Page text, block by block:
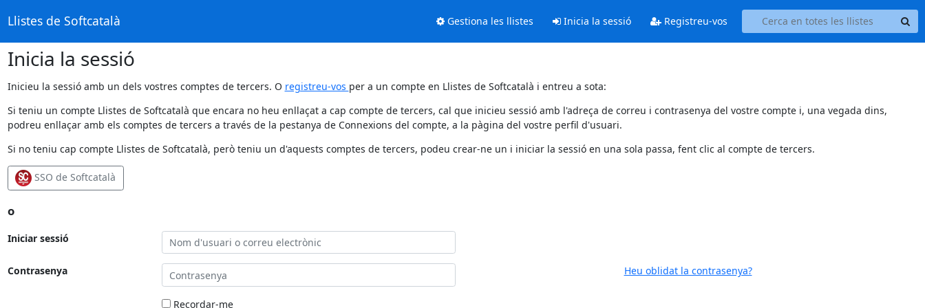
Llistes de Softcatalà Gestiona les llistes Inicia la sessió Registreu-vos
Inicia la sessió
Inicieu la sessió amb un dels vostres comptes de tercers. O registreu-vos per a un compte en Llistes de Softcatalà i entreu a sota:
Si teniu un compte Llistes de Softcatalà que encara no heu enllaçat a cap compte de tercers, cal que inicieu sessió amb l'adreça de correu i contrasenya del vostre compte i, una vegada dins,
podreu enllaçar amb els comptes de tercers a través de la pestanya de Connexions del compte, a la pàgina del vostre perfil d'usuari.
Si no teniu cap compte Llistes de Softcatalà, però teniu un d'aquests comptes de tercers, podeu crear-ne un i iniciar la sessió en una sola passa, fent clic al compte de tercers.
SSO de Softcatalà
o
Iniciar sessió
Contrasenya Heu oblidat la contrasenya?
Recordar-me